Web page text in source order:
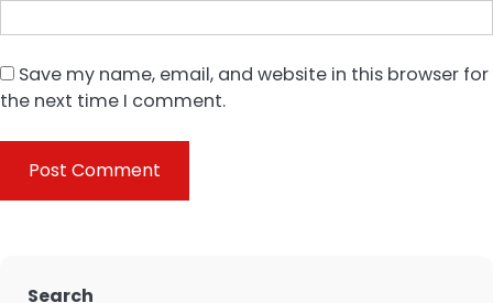
Save my name, email, and website in this browser for
the next time I comment.
Search